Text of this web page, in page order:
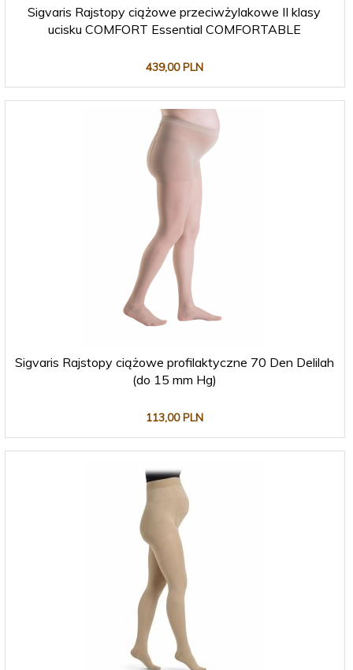
Sigvaris Rajstopy ciążowe przeciwżylakowe II klasy
ucisku COMFORT Essential COMFORTABLE
439,00 PLN
Sigvaris Rajstopy ciążowe profilaktyczne 70 Den Delilah
(do 15 mm Hg)
113,00 PLN